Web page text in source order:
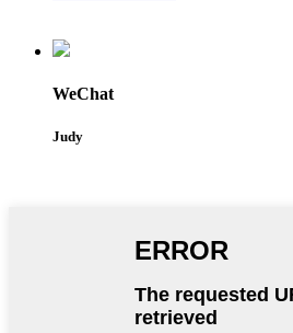
WeChat
Judy